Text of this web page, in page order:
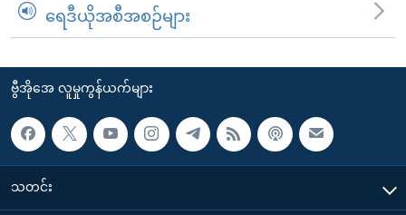
ရေဒီယိုအစီအစဉ်များ
ဗွီအိုအေ လူမှုကွန်ယက်များ
သတင်း